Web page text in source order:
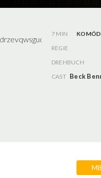
7 MIN
REGIE
DREHBUCH
CAST Beck